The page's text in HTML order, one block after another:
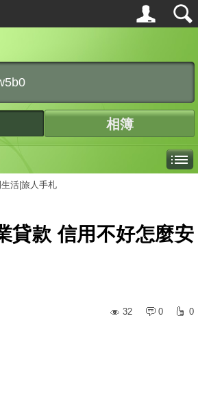
相簿
活|旅人手札
貸款 信用不好怎麼安
32
0 0